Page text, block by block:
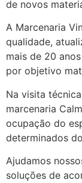
de novos
A Marcenaria
qualidade,
mais de 20
por objetivo
Na visita
marcenaria
ocupação do
determinados
Ajudamos
soluções de